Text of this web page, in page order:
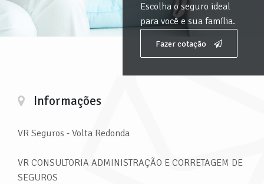
Escolha o seguro ideal
para você e sua família.
Fazer cotação
Informações
VR Seguros - Volta Redonda
VR CONSULTORIA ADMINISTRAÇÃO E CORRETAGEM DE
SEGUROS